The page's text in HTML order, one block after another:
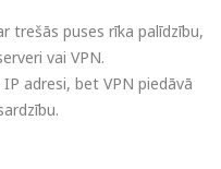
trešās puses rīka palīdzību,
vai VPN.
adresi, bet VPN piedāvā